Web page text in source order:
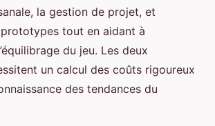
la gestion de projet, et
prototypes tout en aidant à
du jeu. Les deux
un calcul des coûts rigoureux
des tendances du